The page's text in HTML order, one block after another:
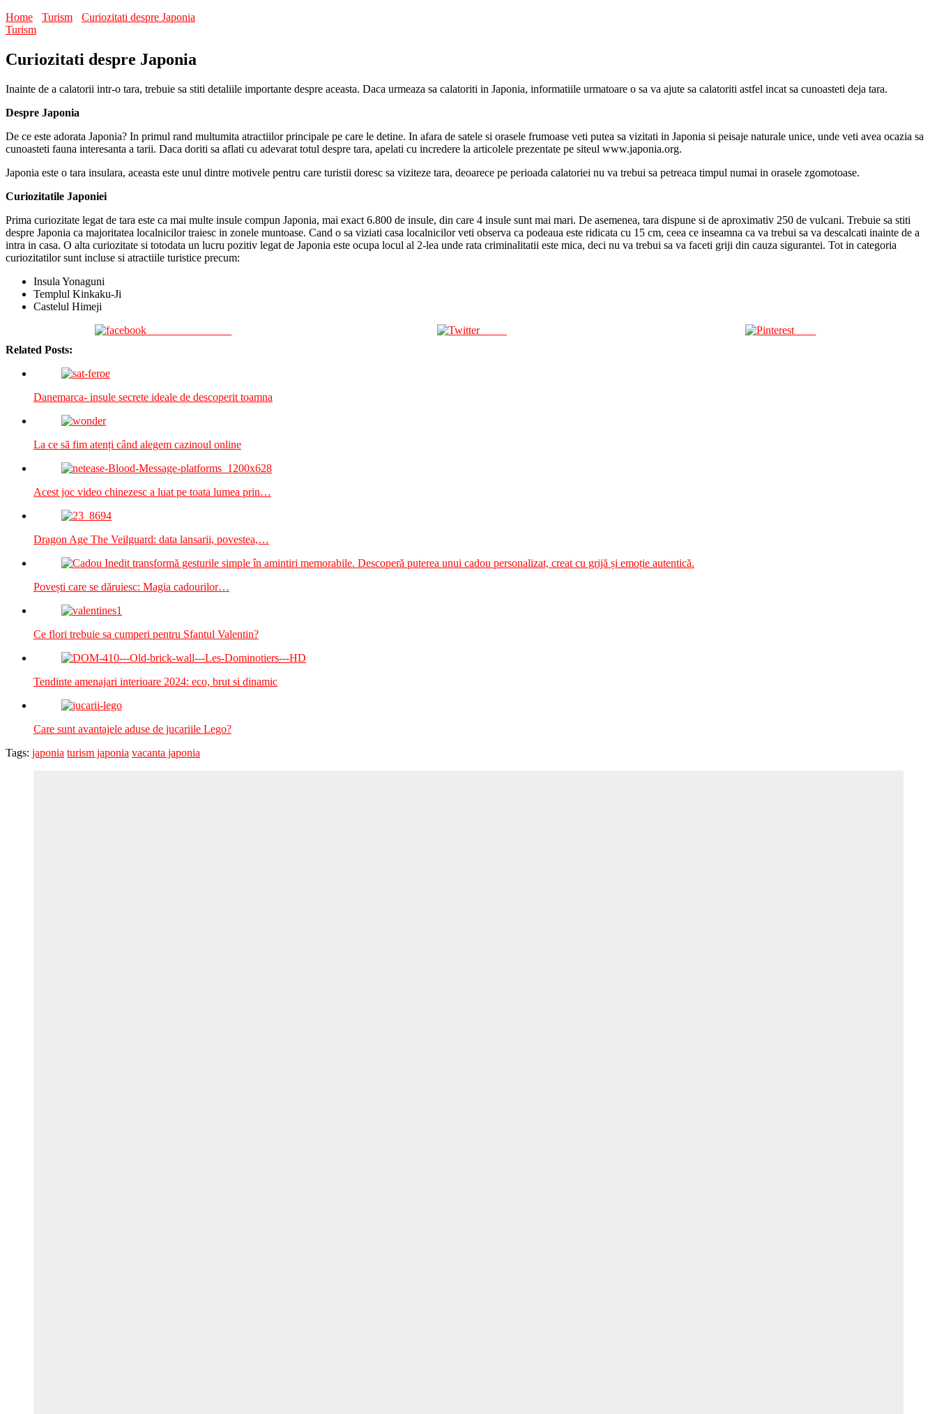
Home
Turism
Curiozitati despre Japonia
Turism
Curiozitati despre Japonia
Inainte de a calatorii intr-o tara, trebuie sa stiti detaliile importante despre aceasta. Daca urmeaza sa calatoriti in Japonia, informatiile urmatoare o sa va ajute sa calatoriti astfel incat sa cunoasteti deja tara.
Despre Japonia
De ce este adorata Japonia? In primul rand multumita atractiilor principale pe care le detine. In afara de satele si orasele frumoase veti putea sa vizitati in Japonia si peisaje naturale unice, unde veti avea ocazia sa
cunoasteti fauna interesanta a tarii. Daca doriti sa aflati cu adevarat totul despre tara, apelati cu incredere la articolele prezentate pe siteul www.japonia.org.
Japonia este o tara insulara, aceasta este unul dintre motivele pentru care turistii doresc sa viziteze tara, deoarece pe perioada calatoriei nu va trebui sa petreaca timpul numai in orasele zgomotoase.
Curiozitatile Japoniei
Prima curiozitate legat de tara este ca mai multe insule compun Japonia, mai exact 6.800 de insule, din care 4 insule sunt mai mari. De asemenea, tara dispune si de aproximativ 250 de vulcani. Trebuie sa stiti
despre Japonia ca majoritatea localnicilor traiesc in zonele muntoase. Cand o sa viziati casa localnicilor veti observa ca podeaua este ridicata cu 15 cm, ceea ce inseamna ca va trebui sa va descalcati inainte de a
intra in casa. O alta curiozitate si totodata un lucru pozitiv legat de Japonia este ocupa locul al 2-lea unde rata criminalitatii este mica, deci nu va trebui sa va faceti griji din cauza sigurantei. Tot in categoria
curiozitatilor sunt incluse si atractiile turistice precum:
Insula Yonaguni
Templul Kinkaku-Ji
Castelul Himeji
Tweet
Related Posts:
Danemarca- insule secrete ideale de descoperit toamna
La ce să fim atenți când alegem cazinoul online
Acest joc video chinezesc a luat pe toata lumea prin…
Dragon Age The Veilguard: data lansarii, povestea,…
Povești care se dăruiesc: Magia cadourilor…
Ce flori trebuie sa cumperi pentru Sfantul Valentin?
Tendinte amenajari interioare 2024: eco, brut si dinamic
Care sunt avantajele aduse de jucariile Lego?
Tags: japonia turism japonia vacanta japonia